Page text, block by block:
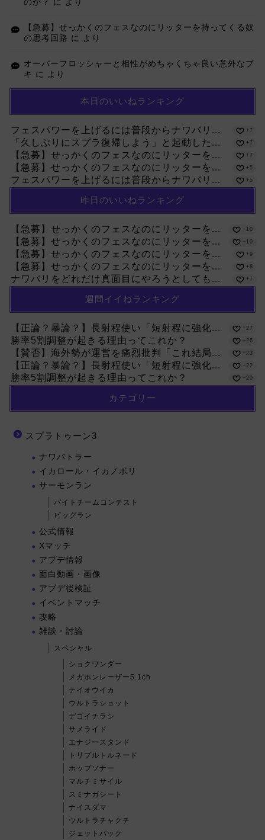
のか？ に より
【急募】せっかくのフェスなのにリッターを持ってくる奴
の思考回路 に より
オーバーフロッシャーと相性がめちゃくちゃ良い意外なブ
キ に より
本日のいいねランキング
フェスパワーを上げるには普段からナワバリ... +7
「久しぶりにスプラ復帰しよう」と起動した... +7
【急募】せっかくのフェスなのにリッターを... +7
【急募】せっかくのフェスなのにリッターを... +5
フェスパワーを上げるには普段からナワバリ... +5
昨日のいいねランキング
【急募】せっかくのフェスなのにリッターを... +10
【急募】せっかくのフェスなのにリッターを... +10
【急募】せっかくのフェスなのにリッターを... +9
【急募】せっかくのフェスなのにリッターを... +8
ナワバリをどれだけ真面目にやろうとしても... +7
週間イイねランキング
【正論？暴論？】長射程使い「短射程に強化... +27
勝率5割調整が起きる理由ってこれか？ +26
【賛否】海外勢が運営を痛烈批判「これ結局... +23
【正論？暴論？】長射程使い「短射程に強化... +22
勝率5割調整が起きる理由ってこれか？ +20
カテゴリー
スプラトゥーン3
ナワバトラー
イカロール・イカノボリ
サーモンラン
バイトチームコンテスト
ビッグラン
公式情報
Xマッチ
アプデ情報
面白動画・画像
アプデ後検証
イベントマッチ
攻略
雑談・討論
スペシャル
ショクワンダー
メガホンレーザー5.1ch
テイオウイカ
ウルトラショット
デコイチラシ
サメライド
エナジースタンド
トリプルトルネード
ホップソナー
マルチミサイル
スミナガシート
ナイスダマ
ウルトラチャクチ
ジェットパック